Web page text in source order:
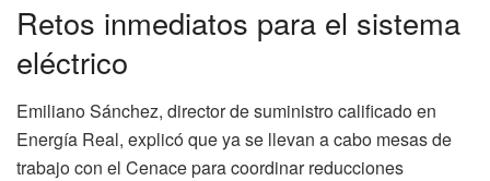
Retos inmediatos para el sistema
eléctrico
Emiliano Sánchez, director de suministro calificado en
Energía Real, explicó que ya se llevan a cabo mesas de
trabajo con el Cenace para coordinar reducciones